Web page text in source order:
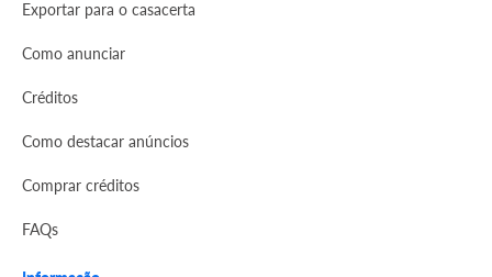
Exportar para o casacerta
Como anunciar
Créditos
Como destacar anúncios
Comprar créditos
FAQs